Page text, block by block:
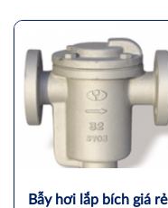
Bẫy hơi lắp bích giá rẻ